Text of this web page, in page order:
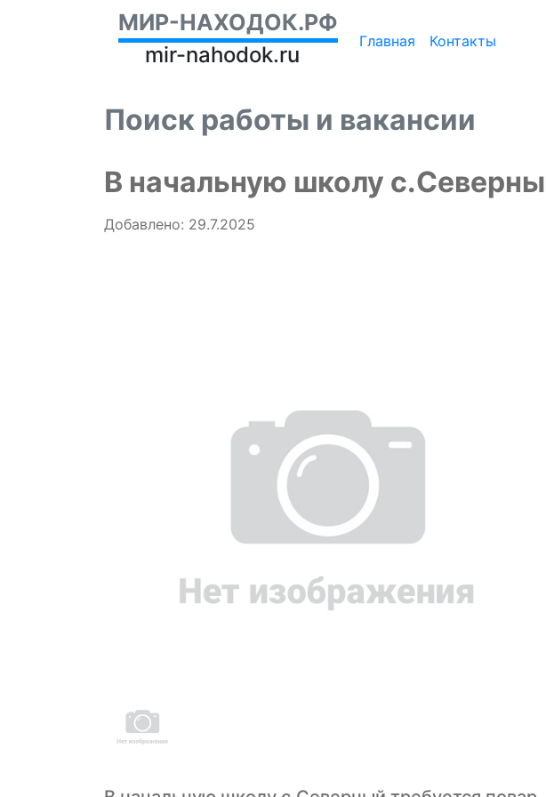
МИР-НАХОДОК.РФ
mir-nahodok.ru
Главная Контакты
Поиск работы и вакансии
В начальную школу
Добавлено: 29.7.2025